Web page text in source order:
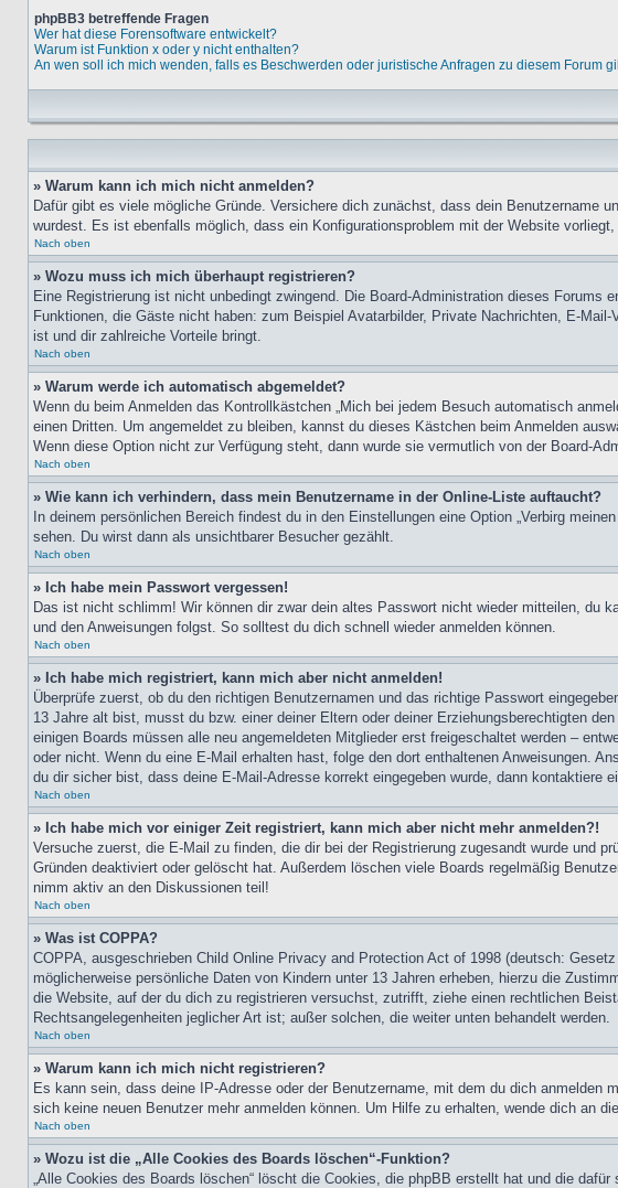
phpBB3 betreffende Fragen
Wer hat diese Forensoftware entwickelt?
Warum ist Funktion x oder y nicht enthalten?
An wen soll ich mich wenden, falls es Beschwerden oder juristische Anfragen zu diesem Forum
» Warum kann ich mich nicht anmelden?
Dafür gibt es viele mögliche Gründe. Versichere dich zunächst, dass dein Benutzername
wurdest. Es ist ebenfalls möglich, dass ein Konfigurationsproblem mit der Website
Nach oben
» Wozu muss ich mich überhaupt registrieren?
Eine Registrierung ist nicht unbedingt zwingend. Die Board-Administration dieses
Funktionen, die Gäste nicht haben: zum Beispiel Avatarbilder, Private Nachrichten, E-
ist und dir zahlreiche Vorteile bringt.
Nach oben
» Warum werde ich automatisch abgemeldet?
Wenn du beim Anmelden das Kontrollkästchen „Mich bei jedem Besuch automatisch
einen Dritten. Um angemeldet zu bleiben, kannst du dieses Kästchen beim Anmelden
Wenn diese Option nicht zur Verfügung steht, dann wurde sie vermutlich von der Board-
Nach oben
» Wie kann ich verhindern, dass mein Benutzername in der Online-Liste auftaucht?
In deinem persönlichen Bereich findest du in den Einstellungen eine Option „Verbirg
sehen. Du wirst dann als unsichtbarer Besucher gezählt.
Nach oben
» Ich habe mein Passwort vergessen!
Das ist nicht schlimm! Wir können dir zwar dein altes Passwort nicht wieder mitteilen, du
und den Anweisungen folgst. So solltest du dich schnell wieder anmelden können.
Nach oben
» Ich habe mich registriert, kann mich aber nicht anmelden!
Überprüfe zuerst, ob du den richtigen Benutzernamen und das richtige Passwort
13 Jahre alt bist, musst du bzw. einer deiner Eltern oder deiner Erziehungsberechtigten
einigen Boards müssen alle neu angemeldeten Mitglieder erst freigeschaltet werden –
oder nicht. Wenn du eine E-Mail erhalten hast, folge den dort enthaltenen Anweisungen.
du dir sicher bist, dass deine E-Mail-Adresse korrekt eingegeben wurde, dann kontaktiere
Nach oben
» Ich habe mich vor einiger Zeit registriert, kann mich aber nicht mehr anmelden?!
Versuche zuerst, die E-Mail zu finden, die dir bei der Registrierung zugesandt wurde und
Gründen deaktiviert oder gelöscht hat. Außerdem löschen viele Boards regelmäßig
nimm aktiv an den Diskussionen teil!
Nach oben
» Was ist COPPA?
COPPA, ausgeschrieben Child Online Privacy and Protection Act of 1998 (deutsch:
möglicherweise persönliche Daten von Kindern unter 13 Jahren erheben, hierzu die
die Website, auf der du dich zu registrieren versuchst, zutrifft, ziehe einen rechtlichen
Rechtsangelegenheiten jeglicher Art ist; außer solchen, die weiter unten behandelt werden.
Nach oben
» Warum kann ich mich nicht registrieren?
Es kann sein, dass deine IP-Adresse oder der Benutzername, mit dem du dich
sich keine neuen Benutzer mehr anmelden können. Um Hilfe zu erhalten, wende dich an
Nach oben
» Wozu ist die „Alle Cookies des Boards löschen“-Funktion?
„Alle Cookies des Boards löschen“ löscht die Cookies, die phpBB erstellt hat und die